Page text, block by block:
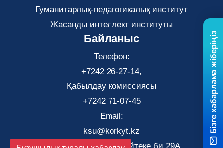
Гуманитарлық-педагогикалық институт
Жасанды интеллект институты
Байланыс
Телефон:
+7242 26-27-14,
Қабылдау комиссиясы
+7242 71-07-45
Email:
ksu@korkyt.kz
Қызылорда қаласы, Әйтеке би 29А
Бізге хабарлама жіберіңіз